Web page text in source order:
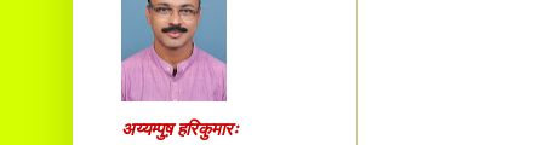
अय्यम्पुष़ हरिकुमारः